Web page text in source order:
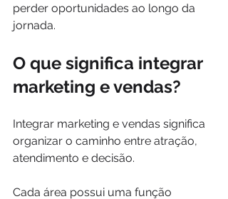
perder oportunidades ao longo da
jornada.
O que significa integrar
marketing e vendas?
Integrar marketing e vendas significa
organizar o caminho entre atração,
atendimento e decisão.
Cada área possui uma função